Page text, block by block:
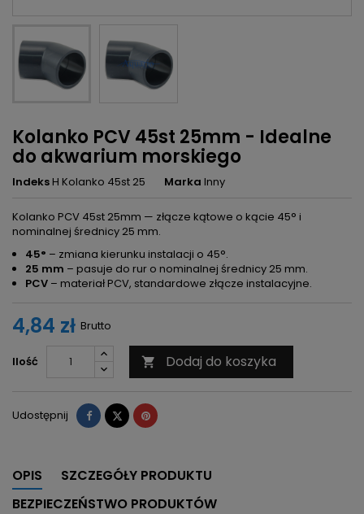
Kolanko PCV 45st 25mm - Idealne
do akwarium morskiego
IndeksH Kolanko 45st 25 Marka Inny
Kolanko PCV 45st 25mm — złącze kątowe o kącie 45° i
nominalnej średnicy 25 mm.
45° – zmiana kierunku instalacji o 45°.
25 mm – pasuje do rur o nominalnej średnicy 25 mm.
PCV – materiał PCV, standardowe złącze instalacyjne.
4,84 zł Brutto
Ilość  Dodaj do koszyka
Udostępnij Udostępnij
TweetujPinterest
OPIS
SZCZEGÓŁY PRODUKTU
BEZPIECZEŃSTWO PRODUKTÓW